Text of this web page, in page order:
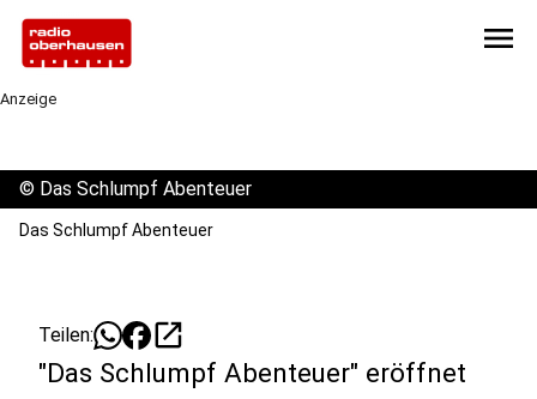
menu
Anzeige
© Das Schlumpf Abenteuer
Das Schlumpf Abenteuer
Teilen: open_in_new
"Das Schlumpf Abenteuer" eröffnet